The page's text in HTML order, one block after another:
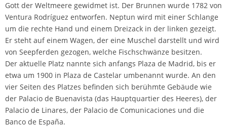
Gott der Weltmeere gewidmet ist. Der Brunnen wurde 1782 von
Ventura Rodríguez entworfen. Neptun wird mit einer Schlange
um die rechte Hand und einem Dreizack in der linken gezeigt.
Er steht auf einem Wagen, der eine Muschel darstellt und wird
von Seepferden gezogen, welche Fischschwänze besitzen.
Der aktuelle Platz nannte sich anfangs Plaza de Madrid, bis er
etwa um 1900 in Plaza de Castelar umbenannt wurde. An den
vier Seiten des Platzes befinden sich berühmte Gebäude wie
der Palacio de Buenavista (das Hauptquartier des Heeres), der
Palacio de Linares, der Palacio de Comunicaciones und die
Banco de España.